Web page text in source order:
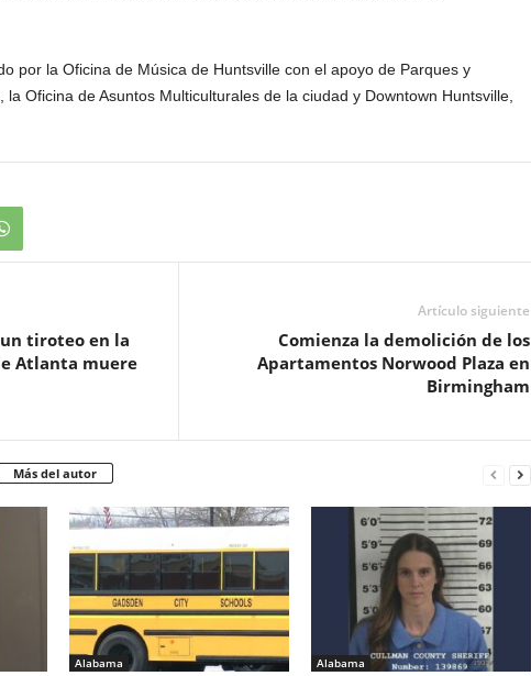
por la Oficina de Música de Huntsville con el apoyo de Parques y
la Oficina de Asuntos Multiculturales de la ciudad y Downtown Huntsville,
tiroteo en la
Atlanta muere
Artículo siguiente
Comienza la demolición de los
Apartamentos Norwood Plaza en
Birmingham
Más del autor
Alabama Alabama